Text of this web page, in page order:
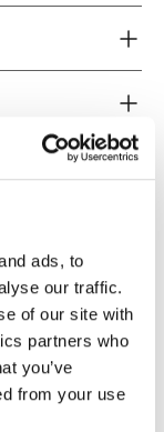
ads, to
our traffic.
of our site with
partners who
you’ve
from your use
Suécia, os
Os nossos
para
adequarem o
de
dos